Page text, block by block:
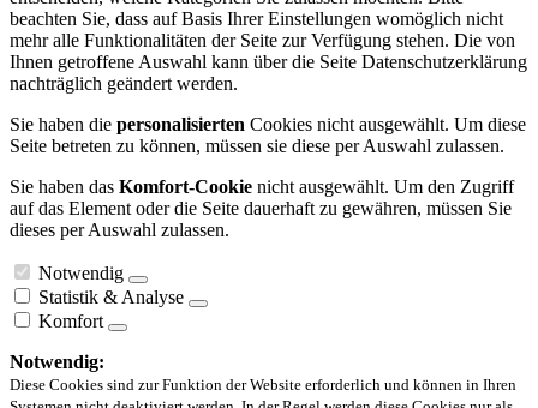
beachten Sie, dass auf Basis Ihrer Einstellungen womöglich nicht
mehr alle Funktionalitäten der Seite zur Verfügung stehen. Die von
Ihnen getroffene Auswahl kann über die Seite Datenschutzerklärung
nachträglich geändert werden.
Sie haben die personalisierten Cookies nicht ausgewählt. Um diese
Seite betreten zu können, müssen sie diese per Auswahl zulassen.
Sie haben das Komfort-Cookie nicht ausgewählt. Um den Zugriff
auf das Element oder die Seite dauerhaft zu gewähren, müssen Sie
dieses per Auswahl zulassen.
Notwendig
Statistik & Analyse
Komfort
Notwendig:
Diese Cookies sind zur Funktion der Website erforderlich und können in Ihren